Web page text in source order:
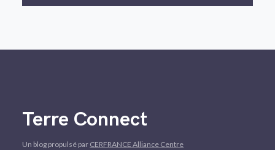
Terre Connect
Un blog propulsé par CERFRANCE Alliance Centre